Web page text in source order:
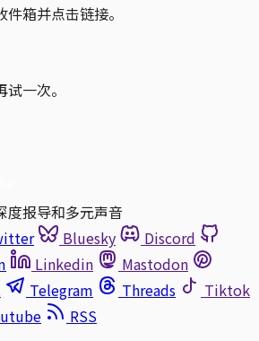
箱并点击链接。
一次。
度报导和多元声音
Bluesky
Discord
Linkedin
Mastodon
Telegram Threads
Tiktok
RSS